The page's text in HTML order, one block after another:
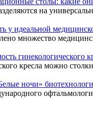
на
у идеальной
множество
гинекологического
кресла можно
ночи»